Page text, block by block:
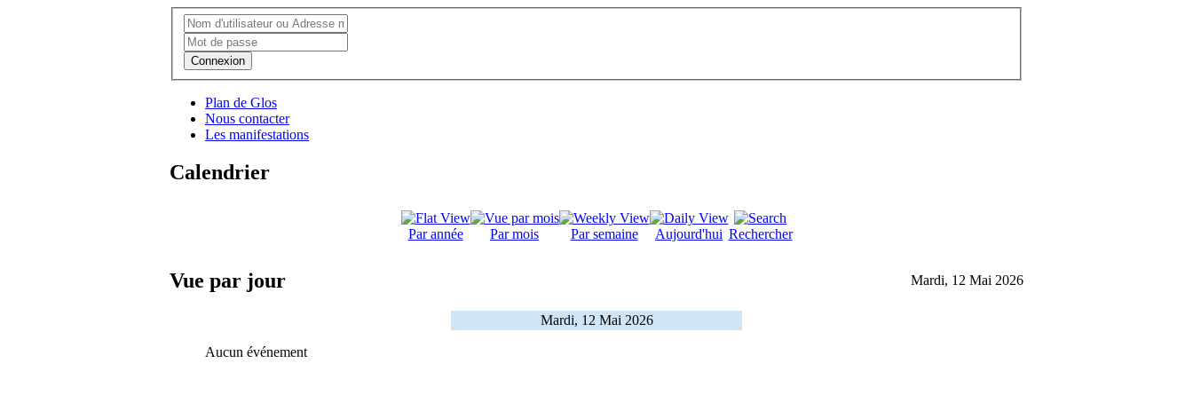
Connexion
Plan de Glos
Nous contacter
Les manifestations
Calendrier
Par année Par mois Par semaine Aujourd'hui Rechercher
Vue par jour Mardi, 12 Mai 2026
Mardi, 12 Mai 2026
Aucun événement